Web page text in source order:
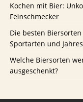
Kochen mit Bier:
Feinschmecker
Die besten
Sportarten und
Welche Biersorten
ausgeschenkt?